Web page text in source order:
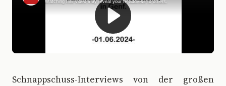
Schnappschuss-Interviews von der großen